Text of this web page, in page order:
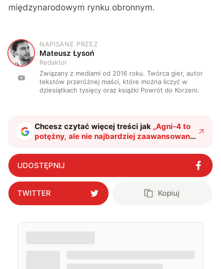
międzynarodowym rynku obronnym.
M
NAPISANE PRZEZ
Mateusz Łysoń
Redaktor
Związany z mediami od 2016 roku. Twórca gier, autor
tekstów przeróżnej maści, które można liczyć w
dziesiątkach tysięcy oraz książki Powrót do Korzeni.
Chcesz czytać więcej treści jak „Agni-4 to
potężny, ale nie najbardziej zaawansowany
pocisk, do którego mają dostęp Indie"?
UDOSTĘPNIJ
TWITTER Kopiuj